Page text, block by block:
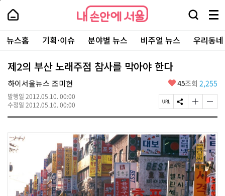
본
로
가
내
손
안
에
서
울
-
서
울
시
대
표
소
포
털
내
손
에
울
검
창
열
기
메
뉴
전
체
보
주
요
서
뉴스홈 기획·이슈 분야별 뉴스 비주얼 뉴스 우리동
제2의 부산 노래주점 참사를 막아야 한다
하이서울뉴스 조미현
발행일 2012.05.10. 00:00
수정일 2012.05.10. 00:00
좋
요
45조회 2,255
페
이
U
R
L
복
사
S
N
공
유
하
기
글
자
기
크
게
변
경
하
기
글
자
기
작
게
변
경
하
기
페
상
단
로